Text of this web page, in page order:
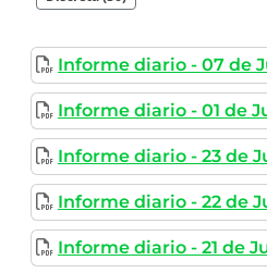
Informe diario - 07 de
Informe diario - 01 de
Informe diario - 23 de
Informe diario - 22 de
Informe diario - 21 de